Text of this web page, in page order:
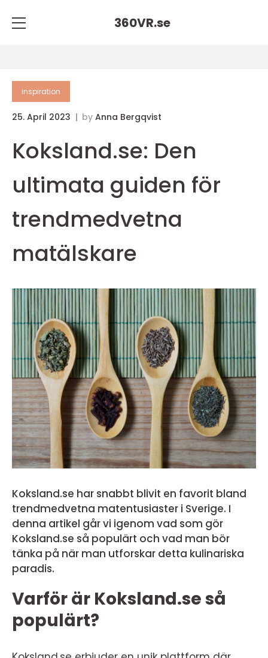
360VR.se
inspiration
25. April 2023 by Anna Bergqvist
Koksland.se: Den
ultimata guiden för
trendmedvetna
matälskare
Koksland.se har snabbt blivit en favorit bland
trendmedvetna matentusiaster i Sverige. I
denna artikel går vi igenom vad som gör
Koksland.se så populärt och vad man bör
tänka på när man utforskar detta kulinariska
paradis.
Varför är Koksland.se så
populärt?